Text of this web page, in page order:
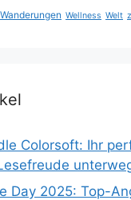
Wanderungen Wellness Welt
Colorsoft: Ihr
Day 2025: Top-